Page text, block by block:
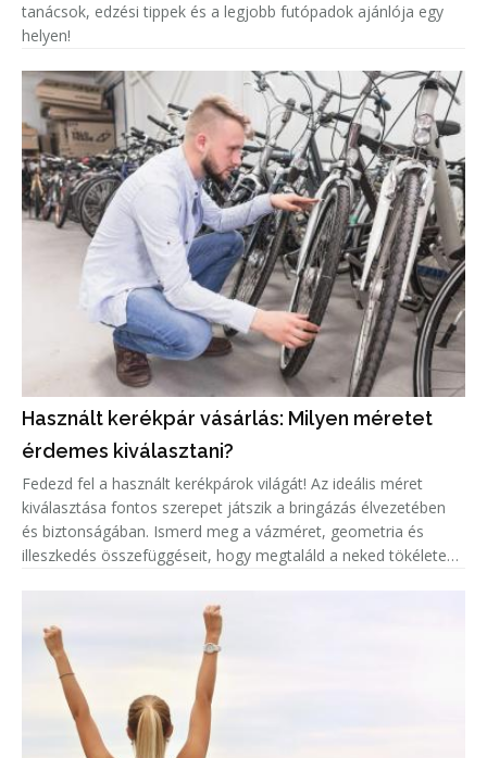
tanácsok, edzési tippek és a legjobb futópadok ajánlója egy
helyen!
Használt kerékpár vásárlás: Milyen méretet
érdemes kiválasztani?
Fedezd fel a használt kerékpárok világát! Az ideális méret
kiválasztása fontos szerepet játszik a bringázás élvezetében
és biztonságában. Ismerd meg a vázméret, geometria és
illeszkedés összefüggéseit, hogy megtaláld a neked tökéletes